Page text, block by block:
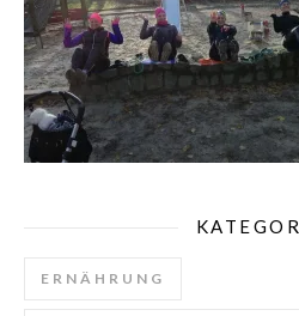
ERNÄHRUNG